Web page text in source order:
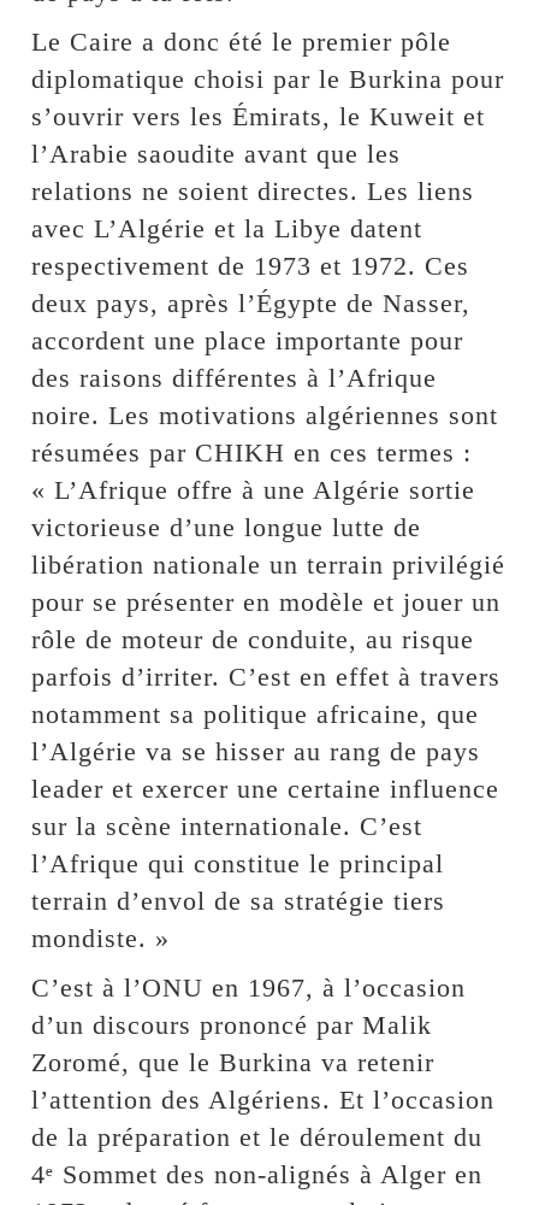
Le Caire a donc été le premier pôle
diplomatique choisi par le Burkina pour
s’ouvrir vers les Émirats, le Kuweit et
l’Arabie saoudite avant que les
relations ne soient directes. Les liens
avec L’Algérie et la Libye datent
respectivement de 1973 et 1972. Ces
deux pays, après l’Égypte de Nasser,
accordent une place importante pour
des raisons différentes à l’Afrique
noire. Les motivations algériennes sont
résumées par CHIKH en ces termes :
« L’Afrique offre à une Algérie sortie
victorieuse d’une longue lutte de
libération nationale un terrain privilégié
pour se présenter en modèle et jouer un
rôle de moteur de conduite, au risque
parfois d’irriter. C’est en effet à travers
notamment sa politique africaine, que
l’Algérie va se hisser au rang de pays
leader et exercer une certaine influence
sur la scène internationale. C’est
l’Afrique qui constitue le principal
terrain d’envol de sa stratégie tiers
mondiste. »
C’est à l’ONU en 1967, à l’occasion
d’un discours prononcé par Malik
Zoromé, que le Burkina va retenir
l’attention des Algériens. Et l’occasion
de la préparation et le déroulement du
4ᵉ Sommet des non-alignés à Alger en